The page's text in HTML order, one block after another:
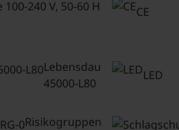
100-240 V, 50-
CE
Lebensdauer
45000-L80
LED
Risikogruppen-